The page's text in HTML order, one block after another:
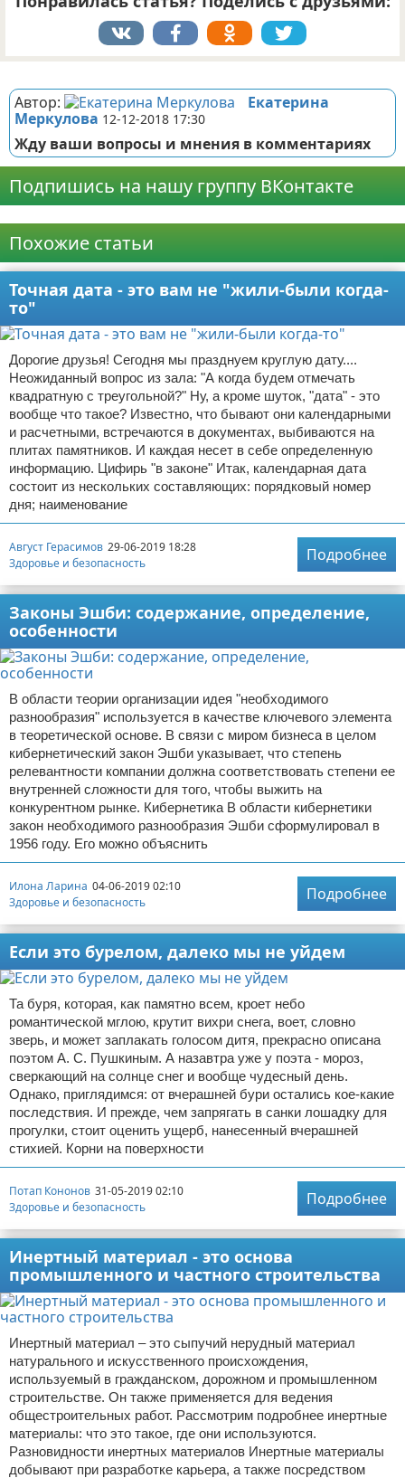
Автор:
Екатерина
Меркулова 12-12-2018 17:30
Жду ваши вопросы и мнения в комментариях
Подпишись на нашу группу ВКонтакте
Похожие статьи
Точная дата - это вам не "жили-были когда-
то"
Дорогие друзья! Сегодня мы празднуем круглую дату....
Неожиданный вопрос из зала: "А когда будем отмечать
квадратную с треугольной?" Ну, а кроме шуток, "дата" - это
вообще что такое? Известно, что бывают они календарными
и расчетными, встречаются в документах, выбиваются на
плитах памятников. И каждая несет в себе определенную
информацию. Цифирь "в законе" Итак, календарная дата
состоит из нескольких составляющих: порядковый номер
дня; наименование
Август Герасимов 29-06-2019 18:28
Здоровье и безопасность
Подробнее
Законы Эшби: содержание, определение,
особенности
В области теории организации идея "необходимого
разнообразия" используется в качестве ключевого элемента
в теоретической основе. В связи с миром бизнеса в целом
кибернетический закон Эшби указывает, что степень
релевантности компании должна соответствовать степени ее
внутренней сложности для того, чтобы выжить на
конкурентном рынке. Кибернетика В области кибернетики
закон необходимого разнообразия Эшби сформулировал в
1956 году. Его можно объяснить
Илона Ларина 04-06-2019 02:10
Здоровье и безопасность
Подробнее
Если это бурелом, далеко мы не уйдем
Та буря, которая, как памятно всем, кроет небо
романтической мглою, крутит вихри снега, воет, словно
зверь, и может заплакать голосом дитя, прекрасно описана
поэтом А. С. Пушкиным. А назавтра уже у поэта - мороз,
сверкающий на солнце снег и вообще чудесный день.
Однако, приглядимся: от вчерашней бури остались кое-какие
последствия. И прежде, чем запрягать в санки лошадку для
прогулки, стоит оценить ущерб, нанесенный вчерашней
стихией. Корни на поверхности
Потап Кононов 31-05-2019 02:10
Здоровье и безопасность
Подробнее
Инертный материал - это основа
промышленного и частного строительства
Инертный материал – это сыпучий нерудный материал
натурального и искусственного происхождения,
используемый в гражданском, дорожном и промышленном
строительстве. Он также применяется для ведения
общестроительных работ. Рассмотрим подробнее инертные
материалы: что это такое, где они используются.
Разновидности инертных материалов Инертные материалы
добывают при разработке карьера, а также посредством